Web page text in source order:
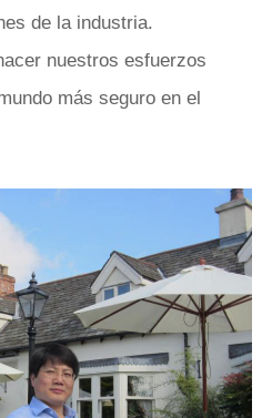
de la industria.
nuestros esfuerzos
más seguro en el